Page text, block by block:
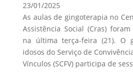
23/01/2025
As aulas de gingoterapia no
Assistência Social (Cras)
na última terça-feira (21). O
idosos do Serviço de
Vínculos (SCFV) participa de